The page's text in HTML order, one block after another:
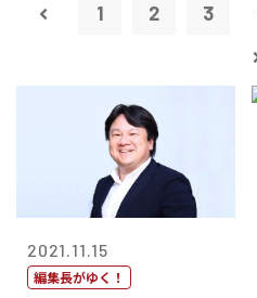
1 2 3
2021.11.15
編集長がゆく！